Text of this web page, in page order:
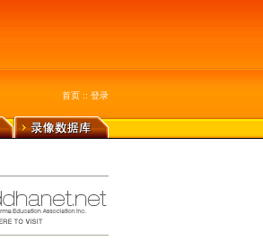
首页 :: 登录